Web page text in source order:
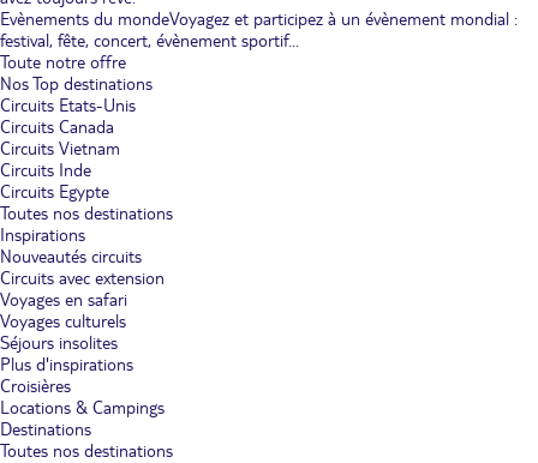
Evènements du mondeVoyagez et participez à un évènement mondial :
festival, fête, concert, évènement sportif...
Toute notre offre
Nos Top destinations
Circuits Etats-Unis
Circuits Canada
Circuits Vietnam
Circuits Inde
Circuits Egypte
Toutes nos destinations
Inspirations
Nouveautés circuits
Circuits avec extension
Voyages en safari
Voyages culturels
Séjours insolites
Plus d'inspirations
Croisières
Locations & Campings
Destinations
Toutes nos destinations